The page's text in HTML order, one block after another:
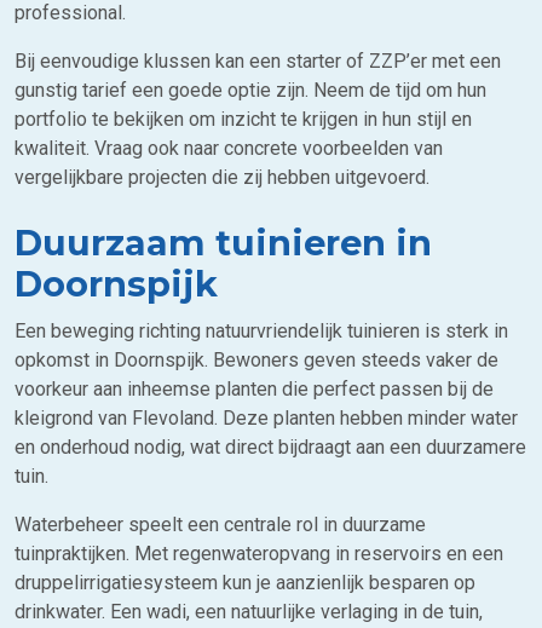
professional.
Bij eenvoudige klussen kan een starter of ZZP’er met een
gunstig tarief een goede optie zijn. Neem de tijd om hun
portfolio te bekijken om inzicht te krijgen in hun stijl en
kwaliteit. Vraag ook naar concrete voorbeelden van
vergelijkbare projecten die zij hebben uitgevoerd.
Duurzaam tuinieren in
Doornspijk
Een beweging richting natuurvriendelijk tuinieren is sterk in
opkomst in Doornspijk. Bewoners geven steeds vaker de
voorkeur aan inheemse planten die perfect passen bij de
kleigrond van Flevoland. Deze planten hebben minder water
en onderhoud nodig, wat direct bijdraagt aan een duurzamere
tuin.
Waterbeheer speelt een centrale rol in duurzame
tuinpraktijken. Met regenwateropvang in reservoirs en een
druppelirrigatiesysteem kun je aanzienlijk besparen op
drinkwater. Een wadi, een natuurlijke verlaging in de tuin,